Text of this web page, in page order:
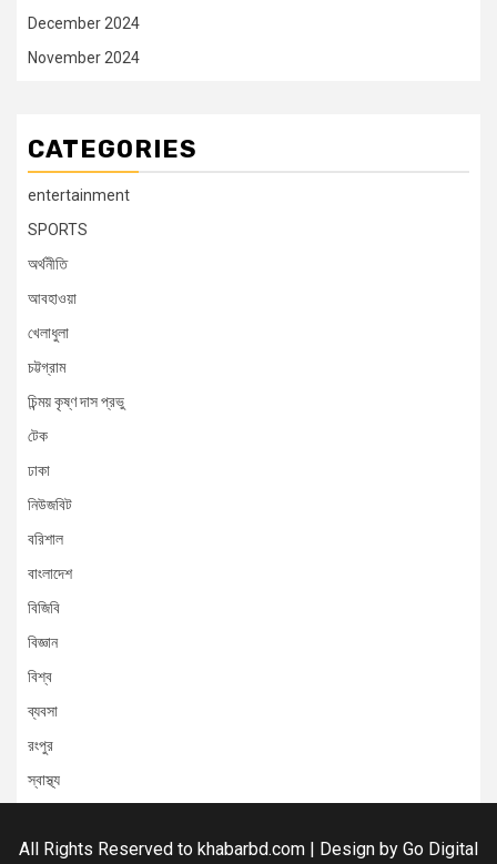
December 2024
November 2024
CATEGORIES
entertainment
SPORTS
অর্থনীতি
আবহাওয়া
খেলাধুলা
চট্টগ্রাম
চিন্ময় কৃষ্ণ দাস প্রভু
টেক
ঢাকা
নিউজবিট
বরিশাল
বাংলাদেশ
বিজিবি
বিজ্ঞান
বিশ্ব
ব্যবসা
রংপুর
স্বাস্থ্য
All Rights Reserved to khabarbd.com | Design by Go Digital